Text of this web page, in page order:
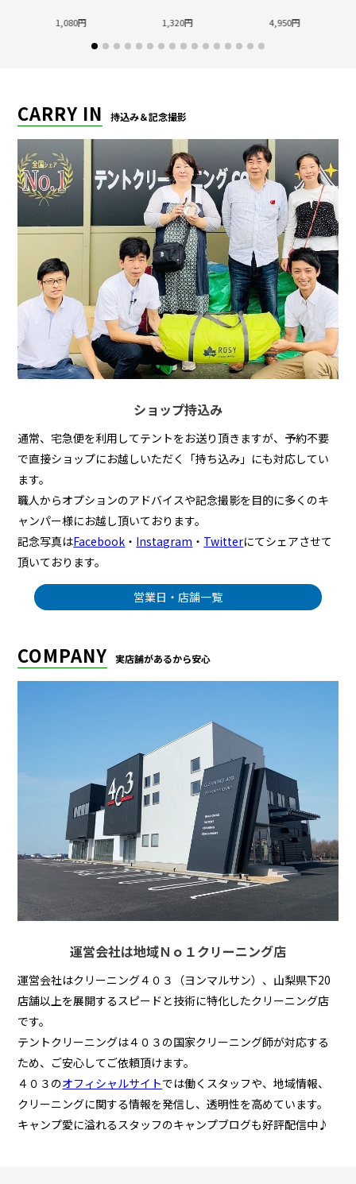
1,080円 1,320円 4,950円
CARRY IN 持込み＆記念撮影
ショップ持込み
通常、宅急便を利用してテントをお送り頂きますが、予約不要
で直接ショップにお越しいただく「持ち込み」にも対応してい
ます。
職人からオプションのアドバイスや記念撮影を目的に多くのキ
ャンパー様にお越し頂いております。
記念写真はFacebook ・ Instagram ・ Twitterにてシェアさせて
頂いております。
営業日・店舗一覧
COMPANY 実店舗があるから安心
運営会社は地域Ｎｏ１クリーニング店
運営会社はクリーニング４０３（ヨンマルサン）、山梨県下20
店舗以上を展開するスピードと技術に特化したクリーニング店
です。
テントクリーニングは４０３の国家クリーニング師が対応する
ため、ご安心してご依頼頂けます。
４０３のオフィシャルサイトでは働くスタッフや、地域情報、
クリーニングに関する情報を発信し、透明性を高めています。
キャンプ愛に溢れるスタッフのキャンプブログも好評配信中♪